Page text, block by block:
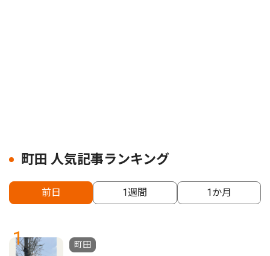
町田 人気記事ランキング
前日 1週間 1か月
1
町田